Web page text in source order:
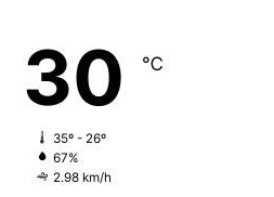
30 ℃
35º - 26º
67%
2.98 km/h